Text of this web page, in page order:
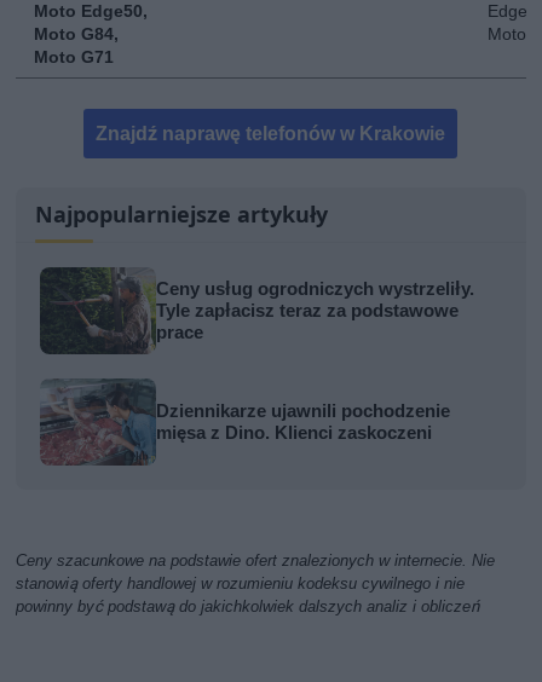
Moto Edge50,
Moto G84,
Moto G71
Edge
Moto
Znajdź naprawę telefonów w Krakowie
Najpopularniejsze artykuły
Ceny usług ogrodniczych wystrzeliły.
Tyle zapłacisz teraz za podstawowe
prace
Dziennikarze ujawnili pochodzenie
mięsa z Dino. Klienci zaskoczeni
Ceny szacunkowe na podstawie ofert znalezionych w internecie. Nie
stanowią oferty handlowej w rozumieniu kodeksu cywilnego i nie
powinny być podstawą do jakichkolwiek dalszych analiz i obliczeń